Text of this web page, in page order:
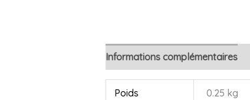
Informations complémentaires
Poids 0.25 kg